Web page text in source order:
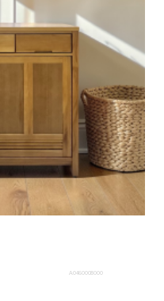
A0460008000